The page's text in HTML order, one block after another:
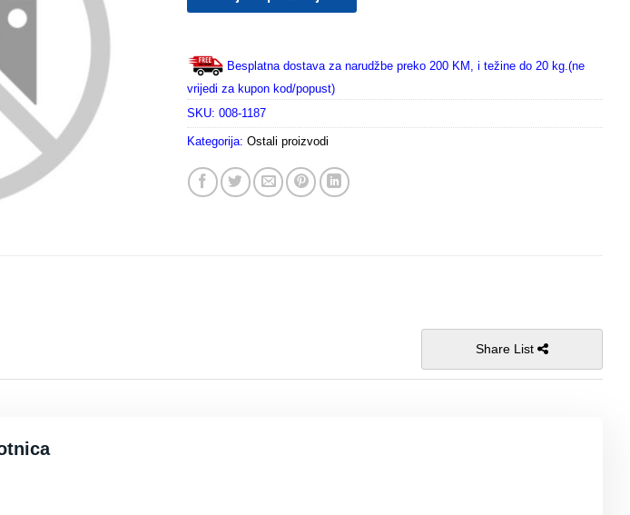
Besplatna dostava za narudžbe preko 200 KM, i težine do 20 kg.(ne
vrijedi za kupon kod/popust)
SKU: 008-1187
Kategorija: Ostali proizvodi
Share List